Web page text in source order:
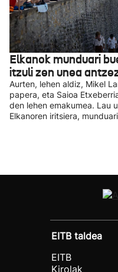
Elkanok munduari
itzuli zen unea
Aurten, lehen aldiz, Mikel
papera, eta Saioa
den lehen emakumea. Lau
Elkanoren iritsiera,
EITB taldea
EITB
Kirolak